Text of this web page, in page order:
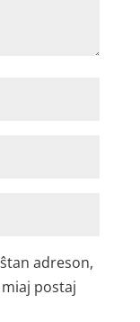
adreson,
postaj